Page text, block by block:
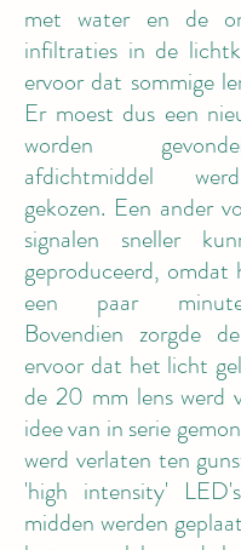
met water en de
infiltraties in de
ervoor dat sommige
Er moest dus een
worden
afdichtmiddel
gekozen. Een ander
signalen sneller
geproduceerd, omdat
een paar
Bovendien zorgde
ervoor dat het licht
de 20 mm lens werd
idee van in serie
werd verlaten ten
'high intensity'
midden werden